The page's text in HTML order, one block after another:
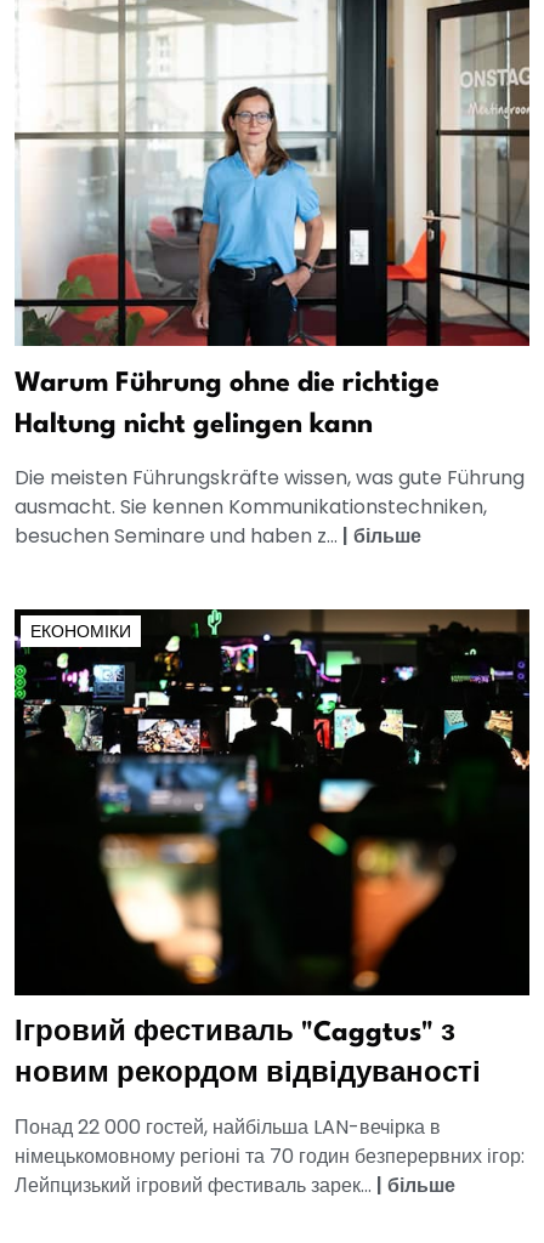
Warum Führung ohne die richtige
Haltung nicht gelingen kann
Die meisten Führungskräfte wissen, was gute Führung
ausmacht. Sie kennen Kommunikationstechniken,
besuchen Seminare und haben z... | більше
ЕКОНОМІКИ
Ігровий фестиваль "Caggtus" з
новим рекордом відвідуваності
Понад 22 000 гостей, найбільша LAN-вечірка в
німецькомовному регіоні та 70 годин безперервних ігор:
Лейпцизький ігровий фестиваль зарек... | більше